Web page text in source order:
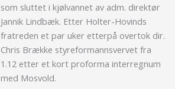
som sluttet i kjølvannet av adm. direktør
Jannik Lindbæk. Etter Holter-Hovinds
fratreden et par uker etterpå overtok dir.
Chris Brække styreformannsvervet fra
1.12 etter et kort proforma interregnum
med Mosvold.